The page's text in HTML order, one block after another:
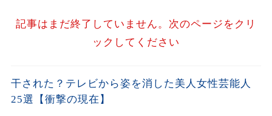
記事はまだ終了していません。次のページをクリ
ックしてください
干された？テレビから姿を消した美人女性芸能人
25選【衝撃の現在】